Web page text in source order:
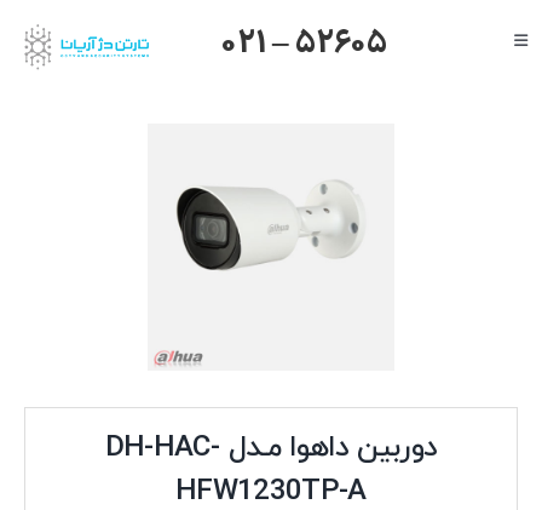
to
Toggle
021 – 52605
دوربین داهوا مـدل DH-HAC-
HFW1230TP-A